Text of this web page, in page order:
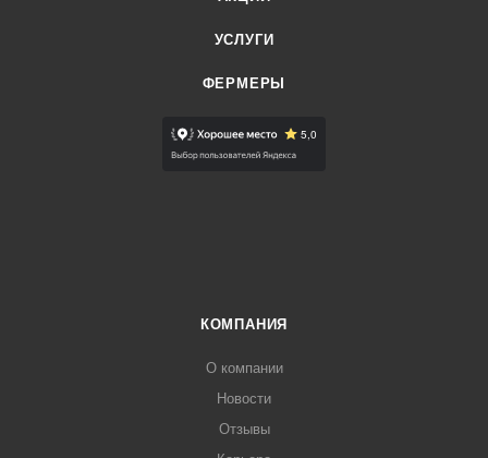
антибиотиков, только чистый продукт. Копчёный гусь
вкусный, сочный, отлично сочетается с фруктовыми
УСЛУГИ
ФЕРМЕРЫ
КОМПАНИЯ
О компании
Новости
Отзывы